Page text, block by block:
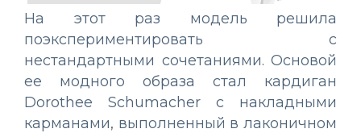
На этот раз модель решила
поэкспериментировать с
нестандартными сочетаниями. Основой
ее модного образа стал кардиган
Dorothee Schumacher с накладными
карманами, выполненный в лаконичном